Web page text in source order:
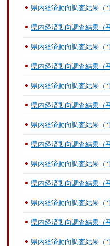
県内経済動向調査結果（
県内経済動向調査結果（
県内経済動向調査結果（
県内経済動向調査結果（
県内経済動向調査結果（
県内経済動向調査結果（
県内経済動向調査結果（
県内経済動向調査結果（
県内経済動向調査結果（
県内経済動向調査結果（
県内経済動向調査結果（
県内経済動向調査結果（
県内経済動向調査結果（